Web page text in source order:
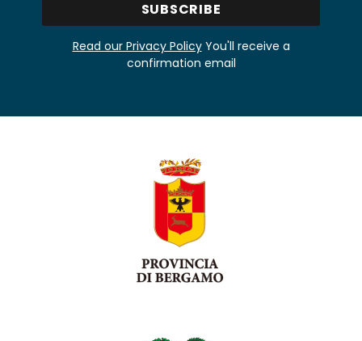
Read our Privacy PolicyYou'll receive a
confirmation email